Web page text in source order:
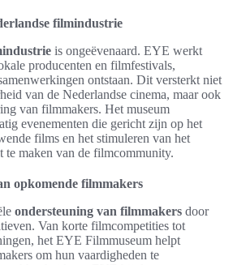
filmindustrie
is ongeëvenaard. EYE werkt
producenten en filmfestivals,
ontstaan. Dit versterkt niet
van de Nederlandse cinema, maar ook
van filmmakers. Het museum
evenementen die gericht zijn op het
films en het stimuleren van het
te maken van de filmcommunity.
opkomende filmmakers
ondersteuning van filmmakers door
Van korte filmcompetities tot
het EYE Filmmuseum helpt
om hun vaardigheden te